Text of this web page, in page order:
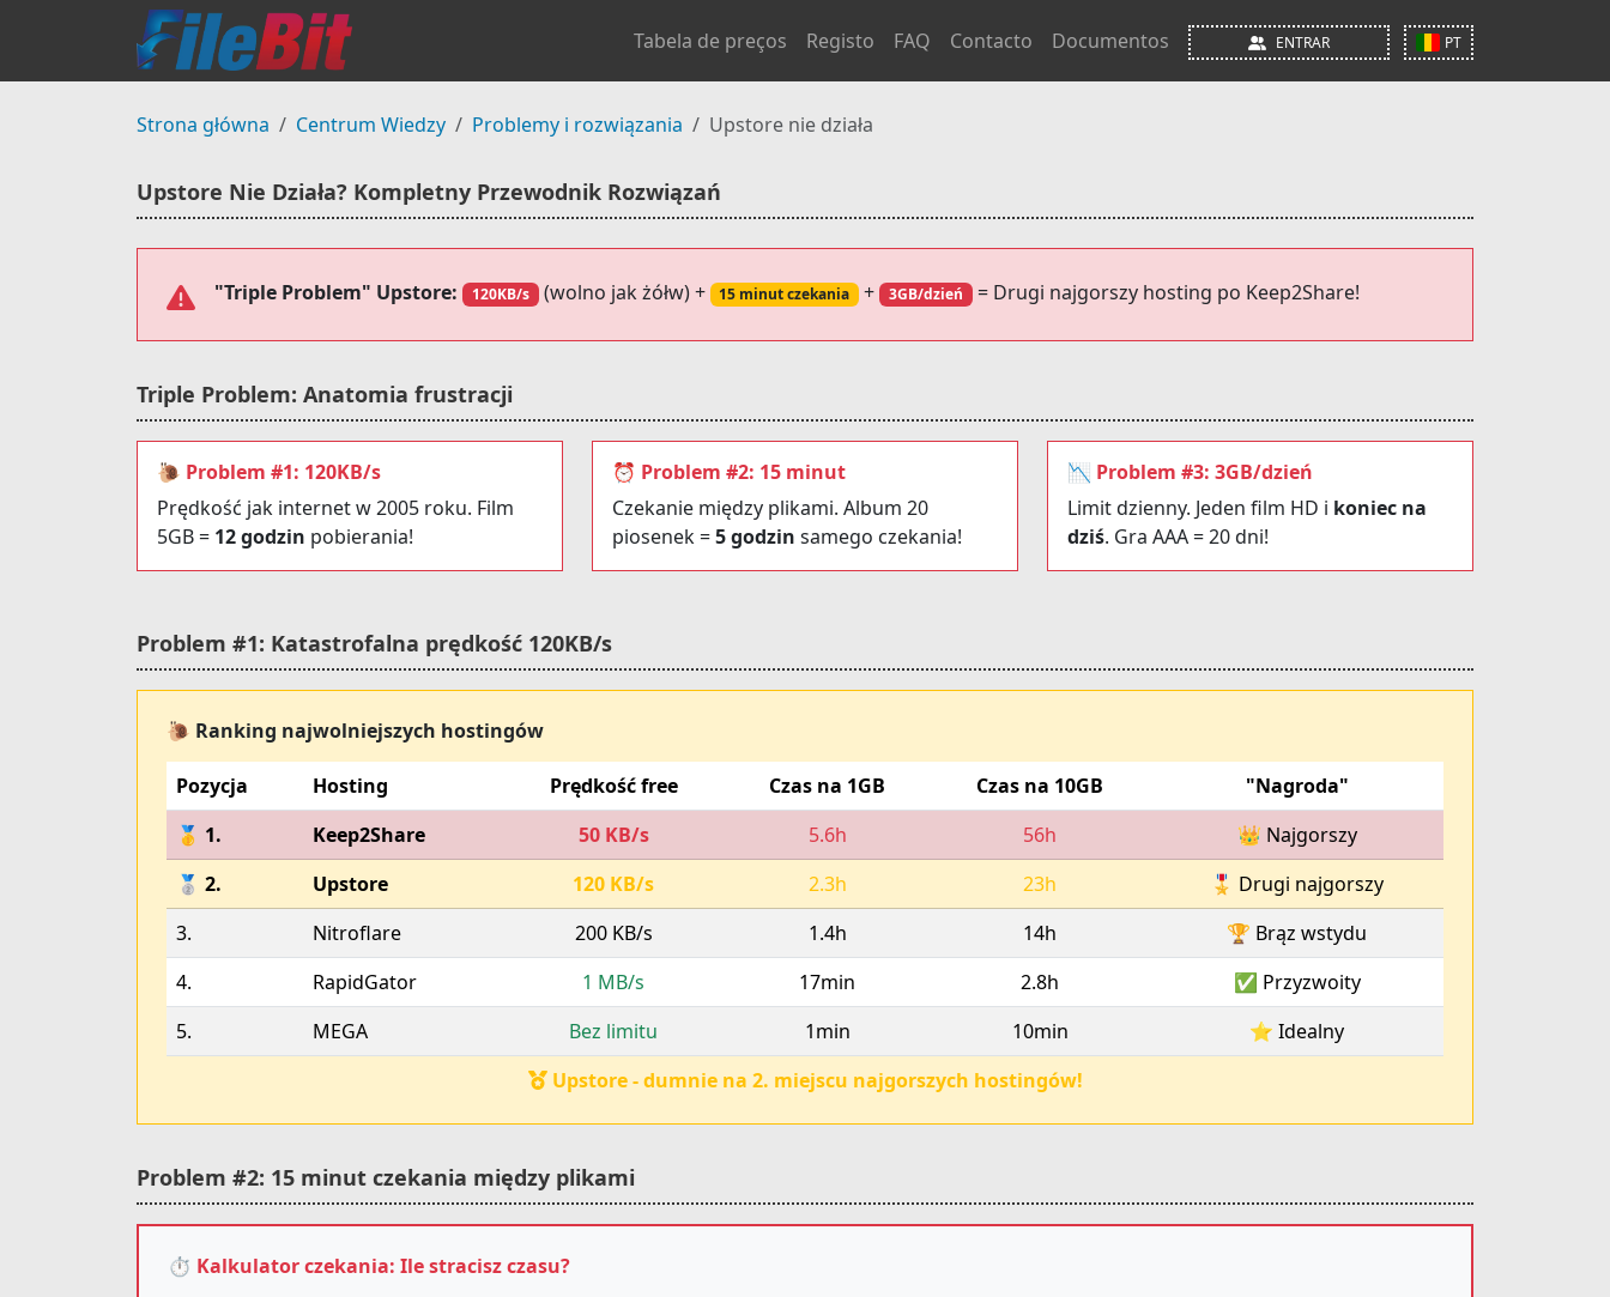
Tabela de preços Registo FAQ Contacto Documentos ENTRAR PT
Strona główna Centrum Wiedzy Problemy i rozwiązania Upstore nie działa
Upstore Nie Działa? Kompletny Przewodnik Rozwiązań
"Triple Problem" Upstore: 120KB/s (wolno jak żółw) + 15 minut czekania + 3GB/dzień = Drugi najgorszy hosting po Keep2Share!
Triple Problem: Anatomia frustracji
🐌 Problem #1: 120KB/s
Prędkość jak internet w 2005 roku. Film
5GB = 12 godzin pobierania!
⏰ Problem #2: 15 minut
Czekanie między plikami. Album 20
piosenek =5 godzin samego czekania!
📉 Problem #3: 3GB/dzień
Limit dzienny. Jeden film HD i koniec na
dziś. Gra AAA = 20 dni!
Problem #1: Katastrofalna prędkość 120KB/s
🐌 Ranking najwolniejszych hostingów
Pozycja Hosting Prędkość free Czas na 1GB Czas na 10GB
"Nagroda"
🥇 1.
Keep2Share 50 KB/s 5.6h 56h
👑 Najgorszy
🥈 2.
Upstore 120 KB/s 2.3h 23h
🎖️ Drugi najgorszy
3.
Nitroflare 200 KB/s 1.4h 14h
🏆 Brąz wstydu
4.
RapidGator 1 MB/s 17min 2.8h
✅ Przyzwoity
5.
MEGA Bez limitu 1min 10min
⭐ Idealny
Upstore - dumnie na 2. miejscu najgorszych hostingów!
Problem #2: 15 minut czekania między plikami
⏱️ Kalkulator czekania: Ile stracisz czasu?